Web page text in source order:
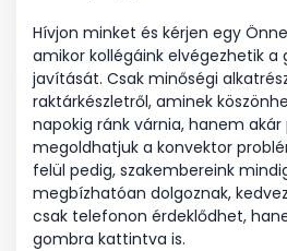
Hívjon minket és kérjen egy
amikor kollégáink elvégezhetik a
javítását. Csak minőségi
raktárkészletről, aminek
napokig ránk várnia, hanem akár
megoldhatjuk a konvektor
felül pedig, szakembereink
megbízhatóan dolgoznak,
csak telefonon érdeklődhet,
gombra kattintva is.